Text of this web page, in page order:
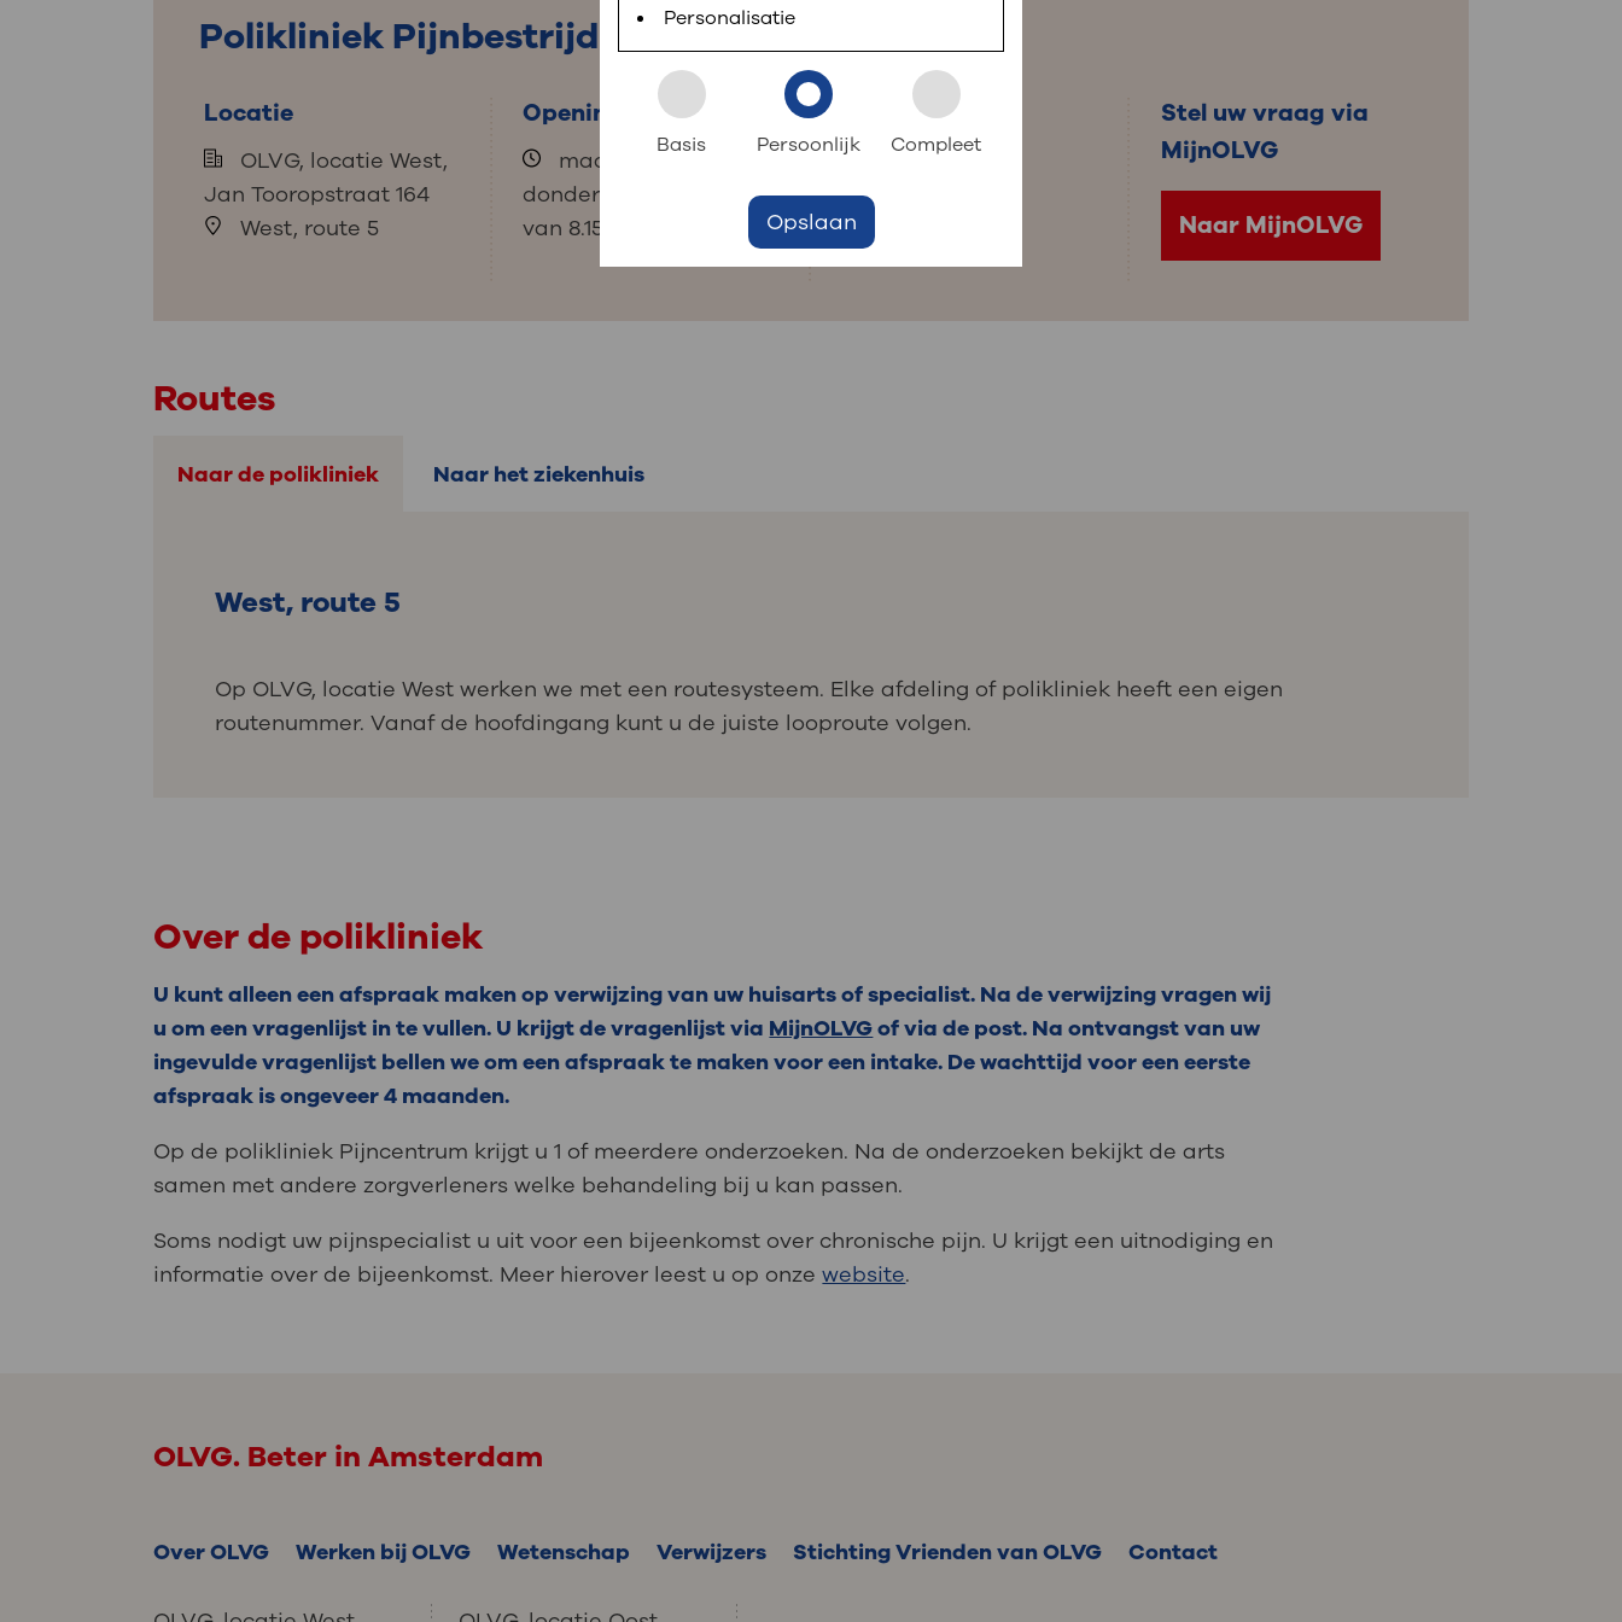
Uw bezoek aan OLVG
Uw verblijf in OLVG
Contact
Inloggen MijnOLVG
steeds verder uit, zodat u zelf meer digitaal kunt regelen. Met MijnOLVG kunnen
we u sneller helpen.
Direct naar MijnOLVG Lees meer
Polikliniek Pijnbestrijding
Locatie
OLVG, locatie West,
Jan Tooropstraat 164
West, route 5
Openingstijden
maandag, woendag,
donderdag en vrijdag
van 8.15 tot 16.15 uur
Contact
020 510 81 63
west@olvg.nl
Stel uw vraag via
MijnOLVG
Naar MijnOLVG
Routes
Naar de polikliniek Naar het ziekenhuis
West, route 5
Op OLVG, locatie West werken we met een routesysteem. Elke afdeling of polikliniek heeft een eigen
routenummer. Vanaf de hoofdingang kunt u de juiste looproute volgen.
Over de polikliniek
U kunt alleen een afspraak maken op verwijzing van uw huisarts of specialist. Na de verwijzing vragen wij
u om een vragenlijst in te vullen. U krijgt de vragenlijst via MijnOLVGof via de post. Na ontvangst van uw
ingevulde vragenlijst bellen we om een afspraak te maken voor een intake. De wachttijd voor een eerste
afspraak is ongeveer 4 maanden.
Op de polikliniek Pijncentrum krijgt u 1 of meerdere onderzoeken. Na de onderzoeken bekijkt de arts
samen met andere zorgverleners welke behandeling bij u kan passen.
Soms nodigt uw pijnspecialist u uit voor een bijeenkomst over chronische pijn. U krijgt een uitnodiging en
informatie over de bijeenkomst. Meer hierover leest u op onzewebsite.
OLVG. Beter in Amsterdam
Over OLVG Werken bij OLVG Wetenschap Verwijzers Stichting Vrienden van OLVG Contact
Personalisatie
Basis Persoonlijk Compleet
Opslaan